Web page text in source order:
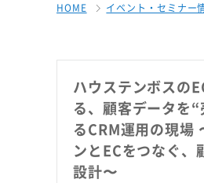
HOME イベント・セミナー
ハウステンボスの
る、顧客データを
るCRM運用の現場
ンとECをつなぐ、
設計〜